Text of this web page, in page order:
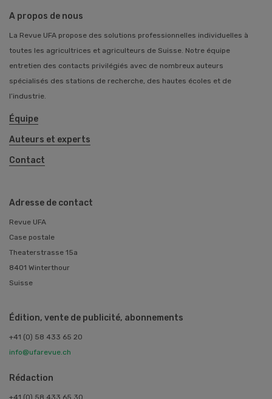
A propos de nous
La Revue UFA propose des solutions professionnelles individuelles à
toutes les agricultrices et agriculteurs de Suisse. Notre équipe
entretien des contacts privilégiés avec de nombreux auteurs
spécialisés des stations de recherche, des hautes écoles et de
l’industrie.
Équipe
Auteurs et experts
Contact
Adresse de contact
Revue UFA
Case postale
Theaterstrasse 15a
8401 Winterthour
Suisse
Édition, vente de publicité, abonnements
+41 (0) 58 433 65 20
info@ufarevue.ch
Rédaction
+41 (0) 58 433 65 30